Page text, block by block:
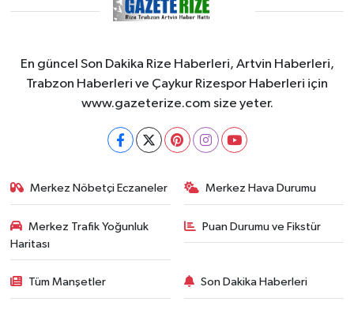
En güncel Son Dakika Rize Haberleri, Artvin Haberleri,
Trabzon Haberleri ve Çaykur Rizespor Haberleri için
www.gazeterize.com size yeter.
Merkez Nöbetçi Eczaneler Merkez Hava Durumu
Merkez Trafik Yoğunluk
Haritası
Puan Durumu ve Fikstür
Tüm Manşetler Son Dakika Haberleri